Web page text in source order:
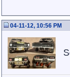
04-11-12, 10:56 PM